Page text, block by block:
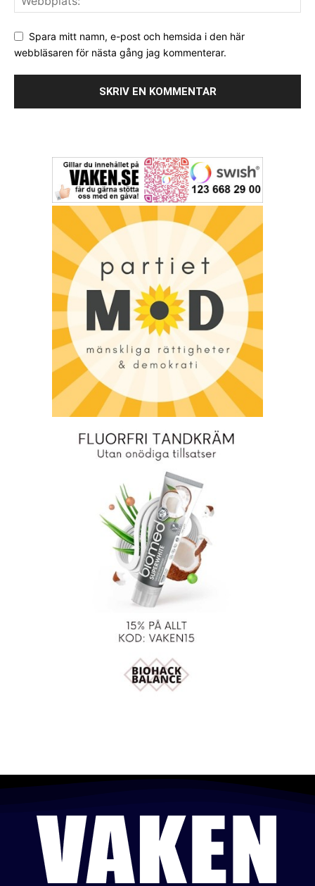
Spara mitt namn, e-post och hemsida i den här
webbläsaren för nästa gång jag kommenterar.